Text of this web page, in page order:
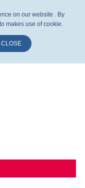
on our website . By
makes use of cookie.
CLOSE